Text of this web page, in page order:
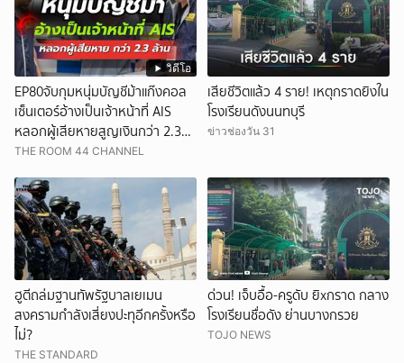
วิดีโอ
EP80จับกุมหนุ่มบัญชีม้าแก๊งคอล
เซ็นเตอร์อ้างเป็นเจ้าหน้าที่ AIS
หลอกผู้เสียหายสูญเงินกว่า 2.3
ล้านบาท
THE ROOM 44 CHANNEL
เสียชีวิตแล้ว 4 ราย! เหตุกราดยิงใน
โรงเรียนดังนนทบุรี
ข่าวช่องวัน 31
ฮูตีถล่มฐานทัพรัฐบาลเยเมน
สงครามกำลังเสี่ยงปะทุอีกครั้งหรือ
ไม่?
THE STANDARD
ด่วน! เจ็บอื้อ-ครูดับ ยิxกราด กลาง
โรงเรียนชื่อดัง ย่านบางกรวย
TOJO NEWS